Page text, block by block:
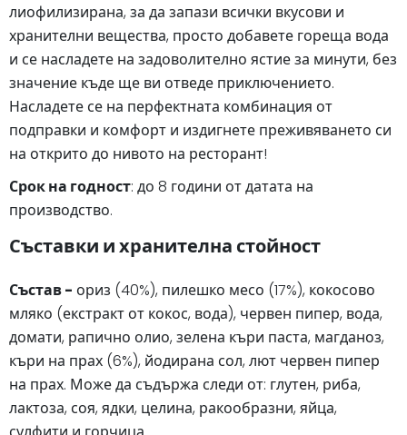
лиофилизирана, за да запази всички вкусови и
хранителни вещества, просто добавете гореща вода
и се насладете на задоволително ястие за минути, без
значение къде ще ви отведе приключението.
Насладете се на перфектната комбинация от
подправки и комфорт и издигнете преживяването си
на открито до нивото на ресторант!
Срок на годност: до 8 години от датата на
производство.
Съставки и хранителна стойност
Състав - ориз (40%), пилешко месо (17%), кокосово
мляко (екстракт от кокос, вода), червен пипер, вода,
домати, рапично олио, зелена къри паста, магданоз,
къри на прах (6%), йодирана сол, лют червен пипер
на прах. Може да съдържа следи от: глутен, риба,
лактоза, соя, ядки, целина, ракообразни, яйца,